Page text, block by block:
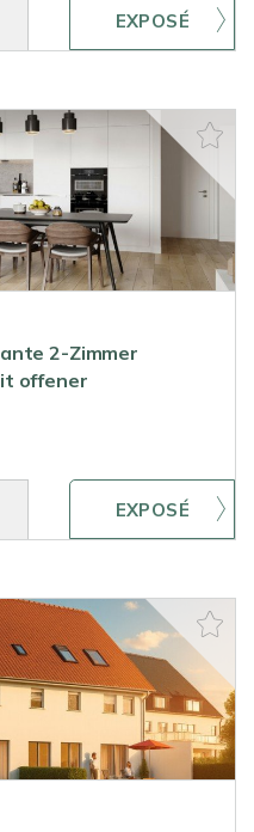
2-Zimmer
offener